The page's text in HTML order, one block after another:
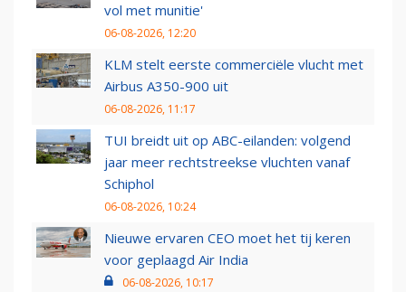
vol met munitie'
06-08-2026, 12:20
KLM stelt eerste commerciële vlucht met
Airbus A350-900 uit
06-08-2026, 11:17
TUI breidt uit op ABC-eilanden: volgend
jaar meer rechtstreekse vluchten vanaf
Schiphol
06-08-2026, 10:24
Nieuwe ervaren CEO moet het tij keren
voor geplaagd Air India
06-08-2026, 10:17